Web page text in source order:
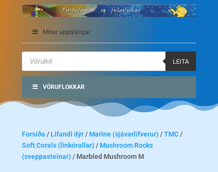
Mínar upplýsingar
Products
search
LEITA
VÖRUFLOKKAR
Forsíða / Lifandi dýr/ Marine (sjávarlífverur) /TMC/
Soft Corals (linkórallar) / Mushroom Rocks
(sveppasteinar) / Marbled Mushroom M